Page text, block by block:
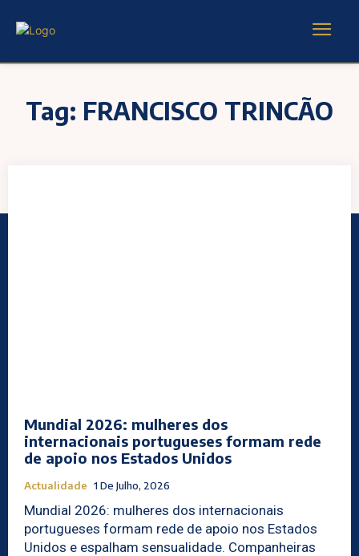
Tag: FRANCISCO TRINCÃO
Mundial 2026: mulheres dos
internacionais portugueses formam rede
de apoio nos Estados Unidos
Actualidade 1 De Julho, 2026
Mundial 2026: mulheres dos internacionais
portugueses formam rede de apoio nos Estados
Unidos e espalham sensualidade. Companheiras